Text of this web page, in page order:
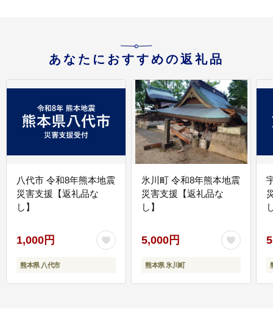
あなたにおすすめの返礼品
八代市 令和8年熊本地震
災害支援【返礼品な
し】
1,000円
熊本県 八代市
氷川町 令和8年熊本地震
災害支援【返礼品な
し】
5,000円
熊本県 氷川町